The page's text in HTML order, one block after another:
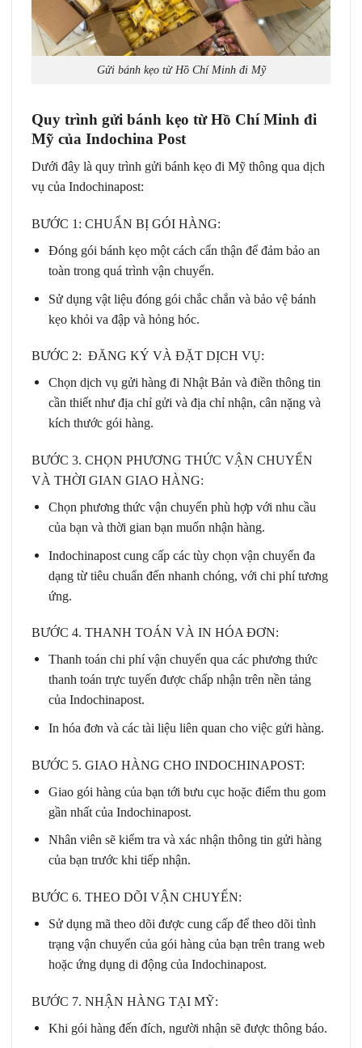
Gửi bánh kẹo từ Hồ Chí Minh đi Mỹ
Quy trình gửi bánh kẹo từ Hồ Chí Minh đi
Mỹ của Indochina Post
Dưới đây là quy trình gửi bánh kẹo đi Mỹ thông qua dịch
vụ của Indochinapost:
BƯỚC 1: CHUẨN BỊ GÓI HÀNG:
Đóng gói bánh kẹo một cách cẩn thận để đảm bảo an
toàn trong quá trình vận chuyển.
Sử dụng vật liệu đóng gói chắc chắn và bảo vệ bánh
kẹo khỏi va đập và hỏng hóc.
BƯỚC 2: ĐĂNG KÝ VÀ ĐẶT DỊCH VỤ:
Chọn dịch vụ gửi hàng đi Nhật Bản và điền thông tin
cần thiết như địa chỉ gửi và địa chỉ nhận, cân nặng và
kích thước gói hàng.
BƯỚC 3. CHỌN PHƯƠNG THỨC VẬN CHUYỂN
VÀ THỜI GIAN GIAO HÀNG:
Chọn phương thức vận chuyển phù hợp với nhu cầu
của bạn và thời gian bạn muốn nhận hàng.
Indochinapost cung cấp các tùy chọn vận chuyển đa
dạng từ tiêu chuẩn đến nhanh chóng, với chi phí tương
ứng.
BƯỚC 4. THANH TOÁN VÀ IN HÓA ĐƠN:
Thanh toán chi phí vận chuyển qua các phương thức
thanh toán trực tuyến được chấp nhận trên nền tảng
của Indochinapost.
In hóa đơn và các tài liệu liên quan cho việc gửi hàng.
BƯỚC 5. GIAO HÀNG CHO INDOCHINAPOST:
Giao gói hàng của bạn tới bưu cục hoặc điểm thu gom
gần nhất của Indochinapost.
Nhân viên sẽ kiểm tra và xác nhận thông tin gửi hàng
của bạn trước khi tiếp nhận.
BƯỚC 6. THEO DÕI VẬN CHUYỂN:
Sử dụng mã theo dõi được cung cấp để theo dõi tình
trạng vận chuyển của gói hàng của bạn trên trang web
hoặc ứng dụng di động của Indochinapost.
BƯỚC 7. NHẬN HÀNG TẠI MỸ:
Khi gói hàng đến đích, người nhận sẽ được thông báo.